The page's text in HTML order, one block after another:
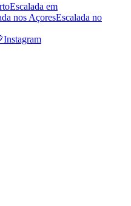
Escalada em
nos AçoresEscalada no
Instagram